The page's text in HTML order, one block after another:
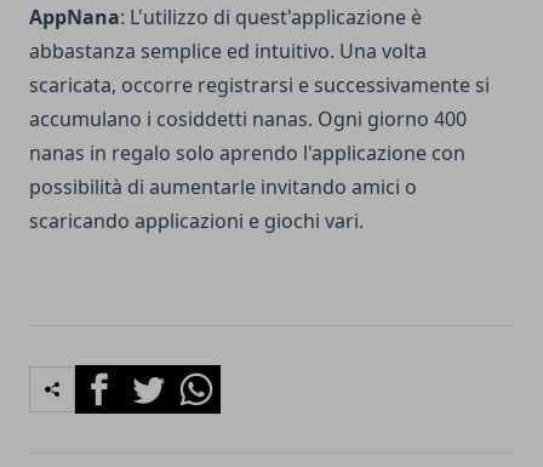
AppNana: L'utilizzo di quest'applicazione è
abbastanza semplice ed intuitivo. Una volta
scaricata, occorre registrarsi e successivamente si
accumulano i cosiddetti nanas. Ogni giorno 400
nanas in regalo solo aprendo l'applicazione con
possibilità di aumentarle invitando amici o
scaricando applicazioni e giochi vari.
FacebookTwitterWhatsapp